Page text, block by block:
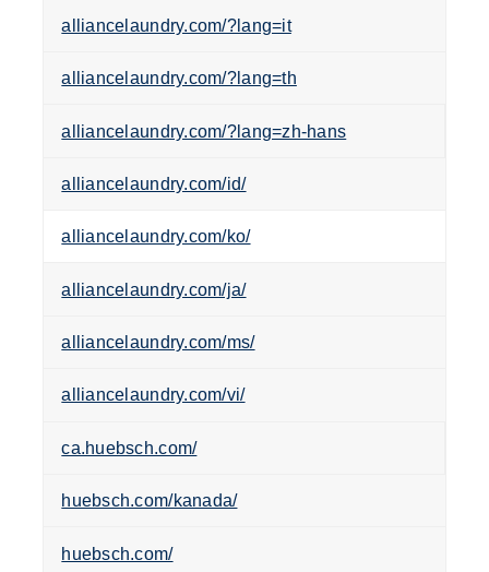
alliancelaundry.com/?lang=it
alliancelaundry.com/?lang=th
alliancelaundry.com/?lang=zh-hans
alliancelaundry.com/id/
alliancelaundry.com/ko/
alliancelaundry.com/ja/
alliancelaundry.com/ms/
alliancelaundry.com/vi/
ca.huebsch.com/
huebsch.com/kanada/
huebsch.com/